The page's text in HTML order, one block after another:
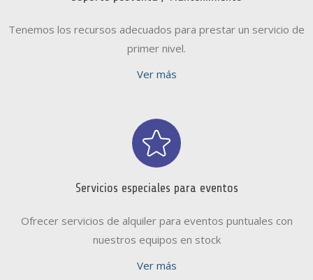
Tenemos los recursos adecuados para prestar un servicio de
primer nivel.
Ver más
Servicios especiales para eventos
Ofrecer servicios de alquiler para eventos puntuales con
nuestros equipos en stock
Ver más